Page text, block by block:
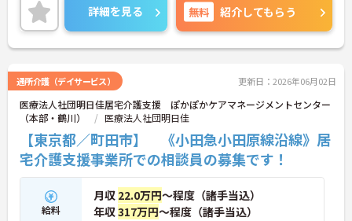
詳細を見る 無料 紹介してもらう
通所介護（デイサービス） 更新日：2026年06月02日
医療法人社団明日佳居宅介護支援 ぽかぽかケアマネージメントセンター
（本部・鶴川）
医療法人社団明日佳
【東京都／町田市】 《小田急小田原線沿線》居
宅介護支援事業所での相談員の募集です！
給料
月収 22.0万円～程度（諸手当込）
年収317万円～程度（諸手当込）